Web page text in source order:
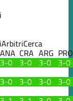
ArbitriCerca
ANA CRA ARG PRO
3-0 3-0 3-0
3-0
3-0 3-0 3-0
3-0